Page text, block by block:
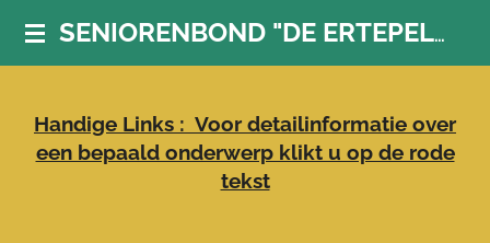
Ga
hoofdinhoud
SENIORENBOND "DE ERTEPELLER"
Handige Links : Voor detailinformatie over
een bepaald onderwerp klikt u op de rode
tekst